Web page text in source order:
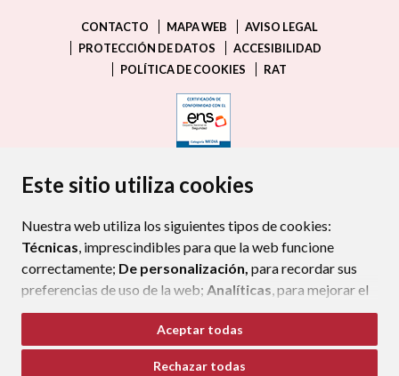
Este sitio utiliza cookies
Nuestra web utiliza los siguientes tipos de cookies:
Técnicas, imprescindibles para que la web funcione
correctamente; De personalización, para recordar sus
preferencias de uso de la web; Analíticas, para mejorar el
funcionamiento de la web y sus servicios.
Si acepta pulsando el botón“Aceptar todas”
consideramos que acepta su uso. Si pulsa el botón
Aceptar todas
Rechazar todas
CONTACTO MAPA WEB
AVISO LEGAL
PROTECCIÓN DE DATOS
ACCESIBILIDAD
POLÍTICA DE COOKIES
RAT